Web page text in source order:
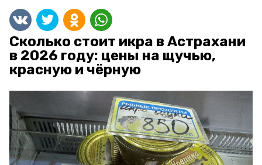
Сколько стоит икра в Астрахани
в 2026 году: цены на щучью,
красную и чёрную